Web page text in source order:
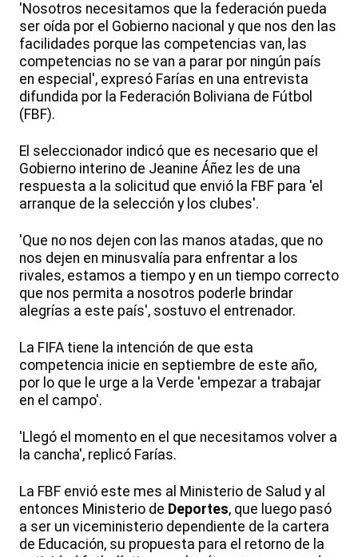
'Nosotros necesitamos que la federación pueda
ser oída por el Gobierno nacional y que nos den las
facilidades porque las competencias van, las
competencias no se van a parar por ningún país
en especial', expresó Farías en una entrevista
difundida por la Federación Boliviana de Fútbol
(FBF).
El seleccionador indicó que es necesario que el
Gobierno interino de Jeanine Áñez les de una
respuesta a la solicitud que envió la FBF para 'el
arranque de la selección y los clubes'.
'Que no nos dejen con las manos atadas, que no
nos dejen en minusvalía para enfrentar a los
rivales, estamos a tiempo y en un tiempo correcto
que nos permita a nosotros poderle brindar
alegrías a este país', sostuvo el entrenador.
La FIFA tiene la intención de que esta
competencia inicie en septiembre de este año,
por lo que le urge a la Verde 'empezar a trabajar
en el campo'.
'Llegó el momento en el que necesitamos volver a
la cancha', replicó Farías.
La FBF envió este mes al Ministerio de Salud y al
entonces Ministerio de Deportes, que luego pasó
a ser un viceministerio dependiente de la cartera
de Educación, su propuesta para el retorno de la